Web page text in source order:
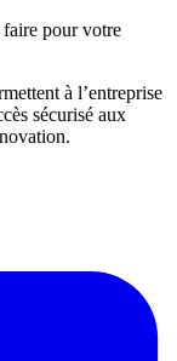
faire pour votre
à l’entreprise
sécurisé aux